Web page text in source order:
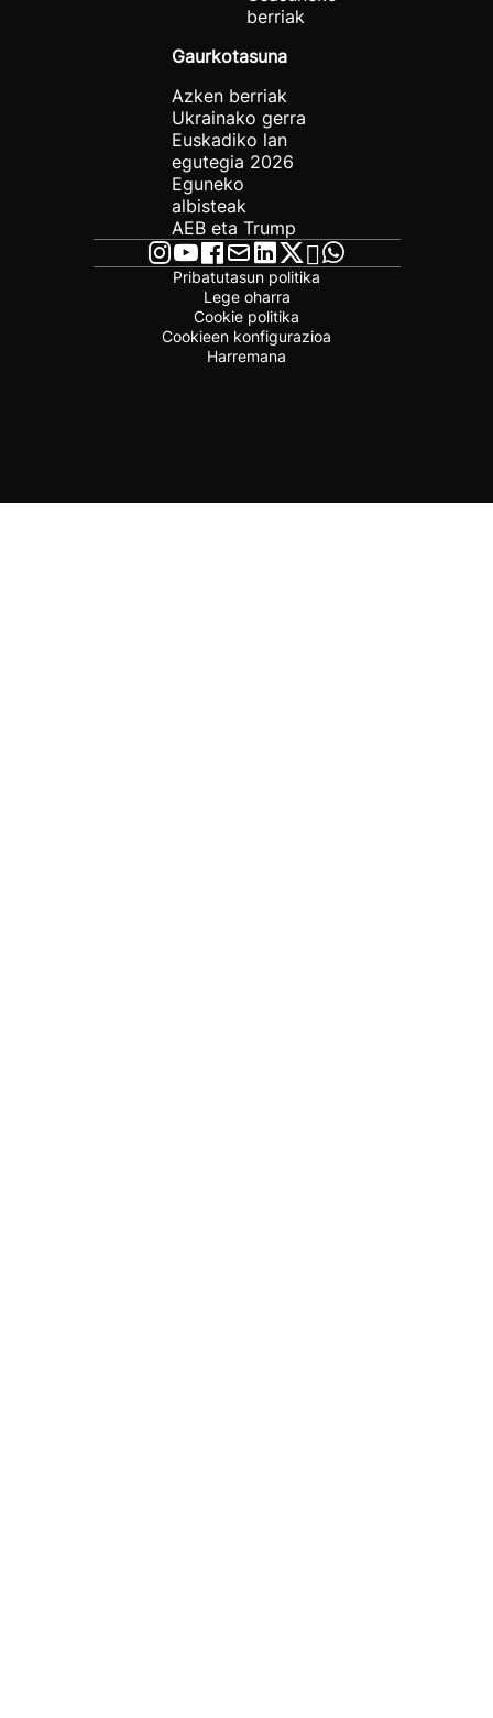
berriak
Gaurkotasuna
Azken berriak
Ukrainako gerra
Euskadiko lan
egutegia 2026
Eguneko
albisteak
AEB eta Trump
Pribatutasun politika
Lege oharra
Cookie politika
Cookieen konfigurazioa
Harremana